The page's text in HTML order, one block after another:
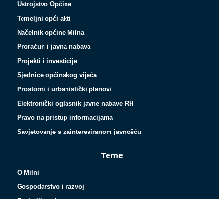
Ustrojstvo Općine
Temeljni opći akti
Načelnik općine Milna
Proračun i javna nabava
Projekti i investicije
Sjednice općinskog vijeća
Prostorni i urbanistički planovi
Elektronički oglasnik javne nabave RH
Pravo na pristup informacijama
Savjetovanje s zainteresiranom javnošću
Teme
O Milni
Gospodarstvo i razvoj